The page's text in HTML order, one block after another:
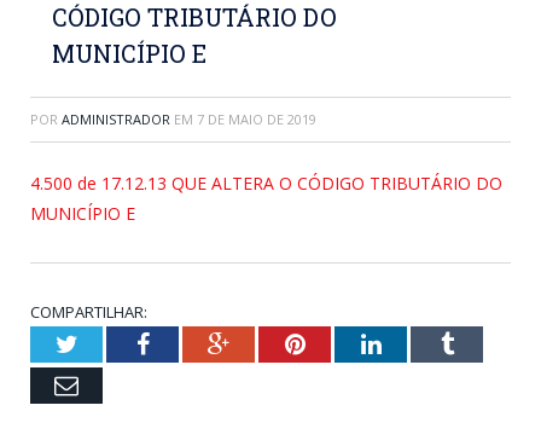
CÓDIGO TRIBUTÁRIO DO
MUNICÍPIO E
POR ADMINISTRADOR EM 7 DE MAIO DE 2019
4.500 de 17.12.13 QUE ALTERA O CÓDIGO TRIBUTÁRIO DO
MUNICÍPIO E
COMPARTILHAR:
TwitterFacebookGoogle+PinterestLinkedInTumblr
Email